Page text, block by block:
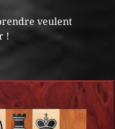
veulent
!